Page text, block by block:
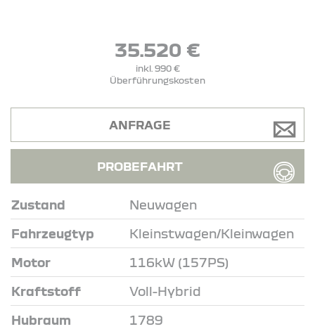
35.520 €
inkl. 990 €
Überführungskosten
Zustand Neuwagen
Fahrzeugtyp Kleinstwagen/Kleinwagen
Motor 116kW (157PS)
Kraftstoff Voll-Hybrid
Hubraum 1789
ANFRAGE
PROBEFAHRT